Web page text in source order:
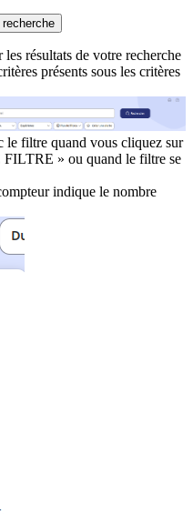
résultats de votre recherche
présents sous les critères
le filtre quand vous cliquez sur
» ou quand le filtre se
indique le nombre